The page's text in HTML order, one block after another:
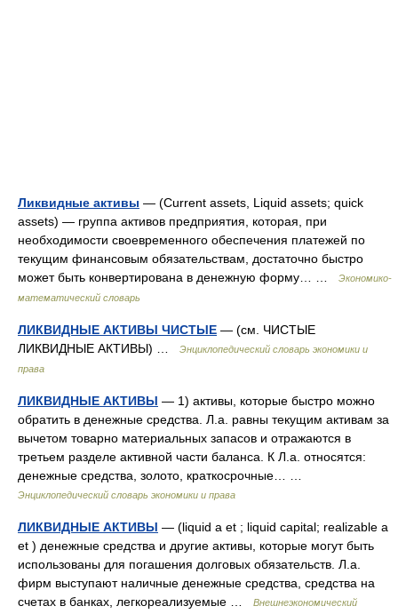
Ликвидные активы — (Сurrent assets, Liquid аssеts; quick
аssеts) — группа активов предприятия, которая, при
необходимости своевременного обеспечения платежей по
текущим финансовым обязательствам, достаточно быстро
может быть конвертирована в денежную форму… …
Экономико-
математический словарь
ЛИКВИДНЫЕ АКТИВЫ ЧИСТЫЕ — (см. ЧИСТЫЕ
ЛИКВИДНЫЕ АКТИВЫ) …
Энциклопедический словарь экономики и
права
ЛИКВИДНЫЕ АКТИВЫ — 1) активы, которые быстро можно
обратить в денежные средства. Л.а. равны текущим активам за
вычетом товарно материальных запасов и отражаются в
третьем разделе активной части баланса. К Л.а. относятся:
денежные средства, золото, краткосрочные… …
Энциклопедический словарь экономики и права
ЛИКВИДНЫЕ АКТИВЫ — (liquid a et ; liquid capital; realizable a
et ) денежные средства и другие активы, которые могут быть
использованы для погашения долговых обязательств. Л.а.
фирм выступают наличные денежные средства, средства на
счетах в банках, легкореализуемые …
Внешнеэкономический